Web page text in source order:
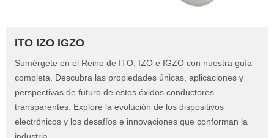
ITO IZO IGZO
Sumérgete en el Reino de ITO, IZO e IGZO con nuestra guía
completa. Descubra las propiedades únicas, aplicaciones y
perspectivas de futuro de estos óxidos conductores
transparentes. Explore la evolución de los dispositivos
electrónicos y los desafíos e innovaciones que conforman la